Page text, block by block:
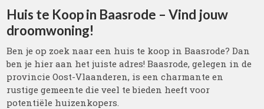
Huis te Koop in Baasrode – Vind jouw
droomwoning!
Ben je op zoek naar een huis te koop in Baasrode? Dan
ben je hier aan het juiste adres! Baasrode, gelegen in de
provincie Oost-Vlaanderen, is een charmante en
rustige gemeente die veel te bieden heeft voor
potentiële huizenkopers.